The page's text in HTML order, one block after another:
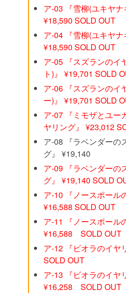
ア‐03 『雪柳(ユキヤナ
¥18,590 SOLD OUT
ア‐04 『雪柳(ユキヤナ
¥18,590 SOLD OUT
ア‐05 『スズランのイ
ト)』 ¥19,701 SOLD
ア‐06 『スズランのイ
ー)』 ¥19,701 SOLD
ア‐07 『ミモザとユー
ヤリング』 ¥23,012
ア‐08 『ラベンダーの
グ』 ¥19,140
ア‐09 『ラベンダーの
グ』 ¥19,140 SOLD
ア‐10 『ノースポール
¥16,588 SOLD OUT
ア‐11 『ノースポール
¥16,588 SOLD OUT
ア‐12 『ビオラのイヤ
SOLD OUT
ア‐13 『ビオラのイヤ
¥16,258 SOLD OUT